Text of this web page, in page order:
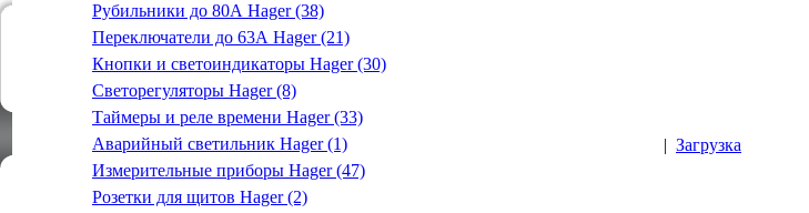
Рубильники до 80А Hager (38)
Переключатели до 63А Hager (21)
Кнопки и светоиндикаторы Hager (30)
Светорегуляторы Hager (8)
Таймеры и реле времени Hager (33)
Аварийный светильник Hager (1)
Измерительные приборы Hager (47)
Розетки для щитов Hager (2)
| Загрузка